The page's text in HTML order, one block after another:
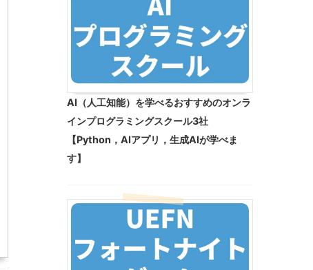
AI（人工知能）を学べるおすすめのオンラ
インプログラミングスクール3社
【Python，AIアプリ，生成AIが学べま
す】